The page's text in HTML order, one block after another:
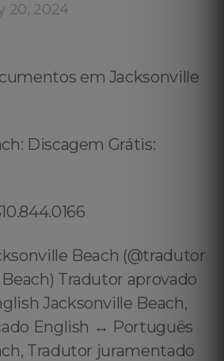
20, 2024
em Jacksonville
Discagem Grátis:
Beach (@tradutor
Tradutor aprovado
Jacksonville Beach,
English ↔️ Português
Tradutor juramentado